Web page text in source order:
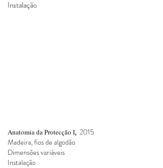
Instalação
Anatomia da Protecção I, 2015
Madeira, fios de algodão
Dimensões variáveis
Instalação